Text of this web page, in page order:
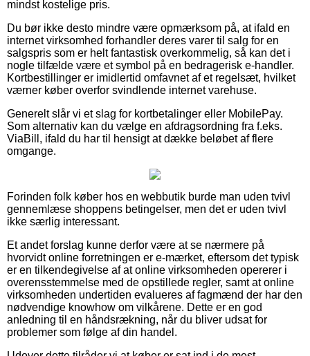
mindst kostelige pris.
Du bør ikke desto mindre være opmærksom på, at ifald en
internet virksomhed forhandler deres varer til salg for en
salgspris som er helt fantastisk overkommelig, så kan det i
nogle tilfælde være et symbol på en bedragerisk e-handler.
Kortbestillinger er imidlertid omfavnet af et regelsæt, hvilket
værner køber overfor svindlende internet varehuse.
Generelt slår vi et slag for kortbetalinger eller MobilePay.
Som alternativ kan du vælge en afdragsordning fra f.eks.
ViaBill, ifald du har til hensigt at dække beløbet af flere
omgange.
Forinden folk køber hos en webbutik burde man uden tvivl
gennemlæse shoppens betingelser, men det er uden tvivl
ikke særlig interessant.
Et andet forslag kunne derfor være at se nærmere på
hvorvidt online forretningen er e-mærket, eftersom det typisk
er en tilkendegivelse af at online virksomheden opererer i
overensstemmelse med de opstillede regler, samt at online
virksomheden undertiden evalueres af fagmænd der har den
nødvendige knowhow om vilkårene. Dette er en god
anledning til en håndsrækning, når du bliver udsat for
problemer som følge af din handel.